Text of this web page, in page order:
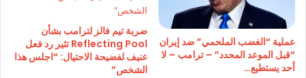
عملية “الغضب الملحمي” ضد إيران
“قبل الموعد المحدد” – ترامب – لا
أحد يستطيع…
ضربة تيم فالز لترامب بشأن
Reflecting Pool تثير رد فعل
عنيف لفضيحة الاحتيال: “اجلس هذا
الشخص”